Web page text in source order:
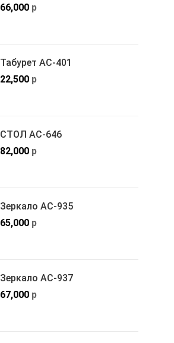
66,000 р
Табурет АС-401
22,500 р
СТОЛ АС-646
82,000 р
Зеркало АС-935
65,000 р
Зеркало АС-937
67,000 р